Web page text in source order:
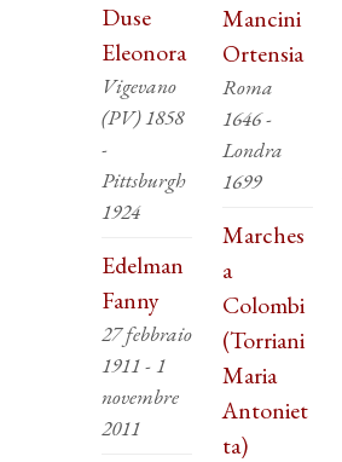
Duse
Eleonora
Vigevano
(PV) 1858
-
Pittsburgh
1924
Edelman
Fanny
27 febbraio
1911 - 1
novembre
2011
Mancini
Ortensia
Roma
1646 -
Londra
1699
Marches
a
Colombi
(Torriani
Maria
Antoniet
ta)